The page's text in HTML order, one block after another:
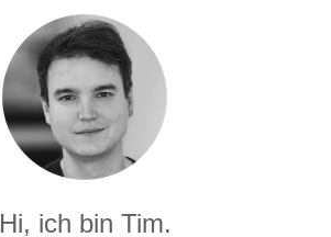
Hi, ich bin Tim.